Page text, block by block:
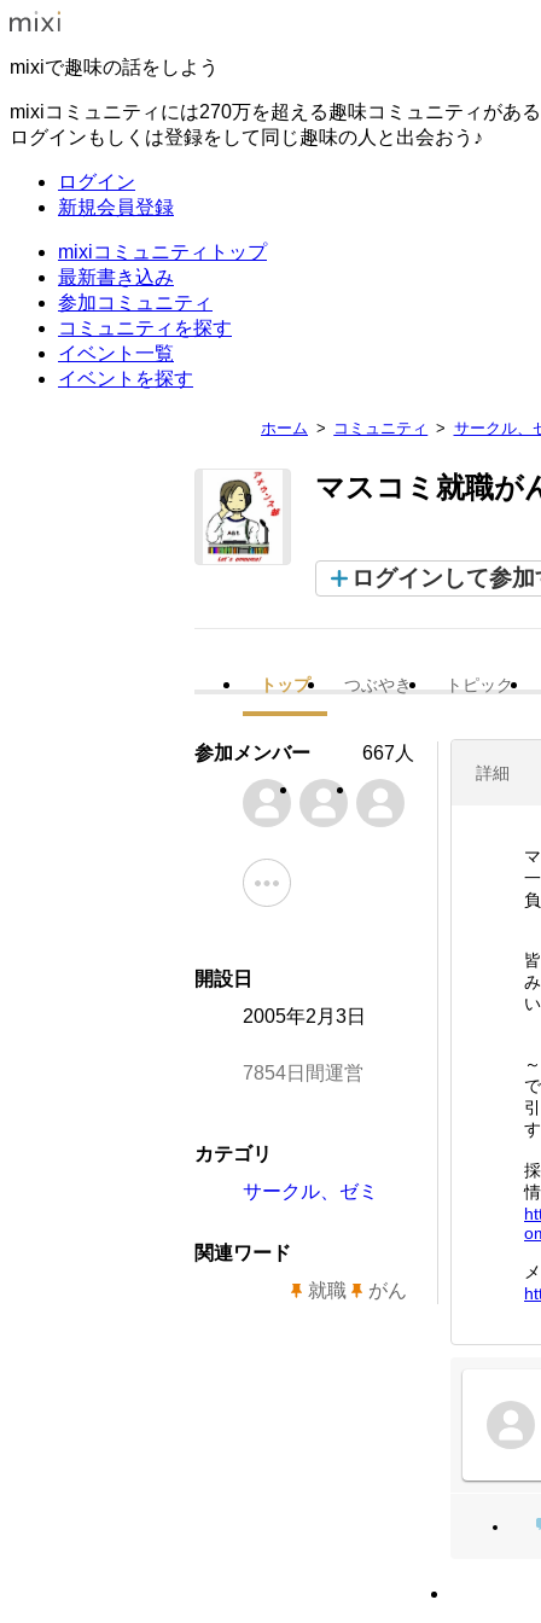
mixiで趣味の話をしよう
mixiコミュニティには270万を超える趣味コミュニティがあ
ログインもしくは登録をして同じ趣味の人と出会おう♪
ログイン
新規会員登録
mixiコミュニティトップ
最新書き込み
参加コミュニティ
コミュニティを探す
イベント一覧
イベントを探す
ホーム コミュニティ サークル、
マスコミ就職が
ログインして参加
トップ つぶやき トピック
詳細
参加メンバー 667人
開設日
2005年2月3日
7854日間運営
カテゴリ
サークル、ゼミ
関連ワード
就職
がん